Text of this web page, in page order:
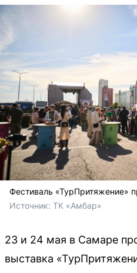
Фестиваль «ТурПритяжение»
Источник: ТК «Амбар»
23 и 24 мая в Самаре
выставка